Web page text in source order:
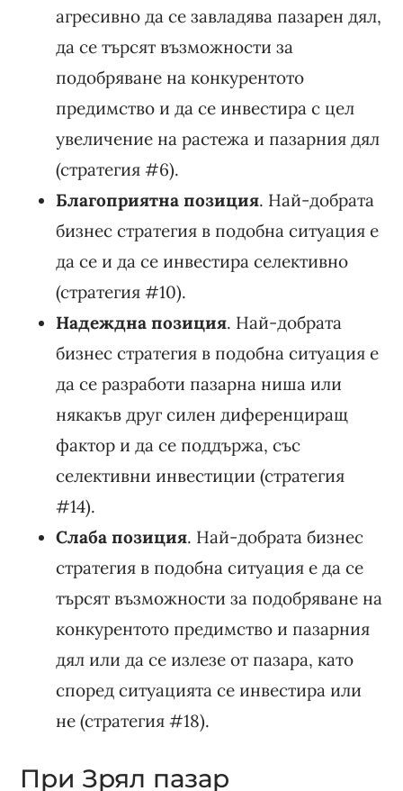
агресивно да се завладява пазарен дял,
да се търсят възможности за
подобряване на конкурентото
предимство и да се инвестира с цел
увеличение на растежа и пазарния дял
(стратегия #6).
Благоприятна позиция. Най-добрата
бизнес стратегия в подобна ситуация е
да се и да се инвестира селективно
(стратегия #10).
Надеждна позиция. Най-добрата
бизнес стратегия в подобна ситуация е
да се разработи пазарна ниша или
някакъв друг силен диференциращ
фактор и да се поддържа, със
селективни инвестиции (стратегия
#14).
Слаба позиция. Най-добрата бизнес
стратегия в подобна ситуация е да се
търсят възможности за подобряване на
конкурентото предимство и пазарния
дял или да се излезе от пазара, като
според ситуацията се инвестира или
не (стратегия #18).
При Зрял пазар